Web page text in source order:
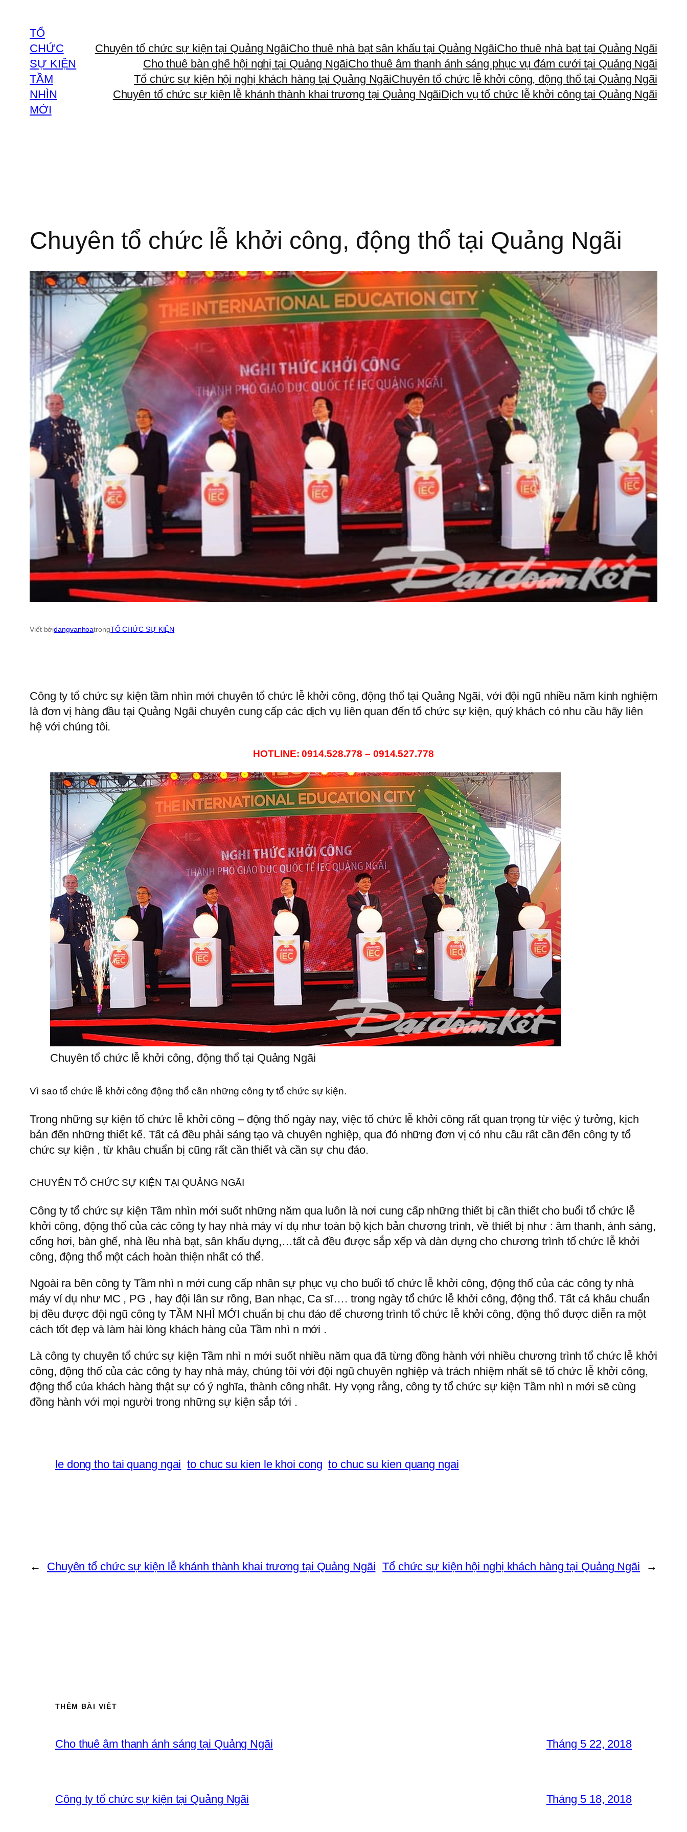
TỔ
CHỨC
SỰ KIỆN
TẦM
NHÌN
MỚI
Chuyên tổ chức sự kiện tại Quảng NgãiCho thuê nhà bạt sân khấu tại Quảng NgãiCho thuê nhà bạt tại Quảng Ngãi
Cho thuê bàn ghế hội nghị tại Quảng NgãiCho thuê âm thanh ánh sáng phục vụ đám cưới tại Quảng Ngãi
Tổ chức sự kiện hội nghị khách hàng tại Quảng NgãiChuyên tổ chức lễ khởi công, động thổ tại Quảng Ngãi
Chuyên tổ chức sự kiện lễ khánh thành khai trương tại Quảng NgãiDịch vụ tổ chức lễ khởi công tại Quảng Ngãi
Chuyên tổ chức lễ khởi công, động thổ tại Quảng Ngãi
Viết bởidangvanhoatrongTỔ CHỨC SỰ KIỆN
Công ty tổ chức sự kiện tầm nhìn mới chuyên tổ chức lễ khởi công, động thổ tại Quảng Ngãi, với đội ngũ nhiều năm kinh nghiệm
là đơn vị hàng đầu tại Quảng Ngãi chuyên cung cấp các dịch vụ liên quan đến tổ chức sự kiện, quý khách có nhu cầu hãy liên
hệ với chúng tôi.
HOTLINE: 0914.528.778 – 0914.527.778
Chuyên tổ chức lễ khởi công, động thổ tại Quảng Ngãi
Vì sao tổ chức lễ khởi công động thổ cần những công ty tổ chức sự kiện.
Trong những sự kiện tổ chức lễ khởi công – động thổ ngày nay, việc tổ chức lễ khởi công rất quan trọng từ việc ý tưởng, kịch
bản đến những thiết kế. Tất cả đều phải sáng tạo và chuyên nghiệp, qua đó những đơn vị có nhu cầu rất cần đến công ty tổ
chức sự kiện , từ khâu chuẩn bị cũng rất cần thiết và cần sự chu đáo.
CHUYÊN TỔ CHỨC SỰ KIỆN TẠI QUẢNG NGÃI
Công ty tổ chức sự kiện Tầm nhìn mới suốt những năm qua luôn là nơi cung cấp những thiết bị cần thiết cho buổi tổ chức lễ
khởi công, động thổ của các công ty hay nhà máy ví dụ như toàn bộ kịch bản chương trình, về thiết bị như : âm thanh, ánh sáng,
cổng hơi, bàn ghế, nhà lều nhà bạt, sân khấu dựng,…tất cả đều được sắp xếp và dàn dựng cho chương trình tổ chức lễ khởi
công, động thổ một cách hoàn thiện nhất có thể.
Ngoài ra bên công ty Tầm nhì n mới cung cấp nhân sự phục vụ cho buổi tổ chức lễ khởi công, động thổ của các công ty nhà
máy ví dụ như MC , PG , hay đội lân sư rồng, Ban nhạc, Ca sĩ…. trong ngày tổ chức lễ khởi công, động thổ. Tất cả khâu chuẩn
bị đều được đội ngũ công ty TẦM NHÌ MỚI chuẩn bị chu đáo để chương trình tổ chức lễ khởi công, động thổ được diễn ra một
cách tốt đẹp và làm hài lòng khách hàng của Tầm nhì n mới .
Là công ty chuyên tổ chức sự kiện Tầm nhì n mới suốt nhiều năm qua đã từng đồng hành với nhiều chương trình tổ chức lễ khởi
công, động thổ của các công ty hay nhà máy, chúng tôi với đội ngũ chuyên nghiệp và trách nhiệm nhất sẽ tổ chức lễ khởi công,
động thổ của khách hàng thật sự có ý nghĩa, thành công nhất. Hy vọng rằng, công ty tổ chức sự kiện Tầm nhì n mới sẽ cùng
đồng hành với mọi người trong những sự kiện sắp tới .
le dong tho tai quang ngai to chuc su kien le khoi cong to chuc su kien quang ngai
← Chuyên tổ chức sự kiện lễ khánh thành khai trương tại Quảng Ngãi Tổ chức sự kiện hội nghị khách hàng tại Quảng Ngãi →
THÊM BÀI VIẾT
Cho thuê âm thanh ánh sáng tại Quảng Ngãi Tháng 5 22, 2018
Công ty tổ chức sự kiện tại Quảng Ngãi Tháng 5 18, 2018